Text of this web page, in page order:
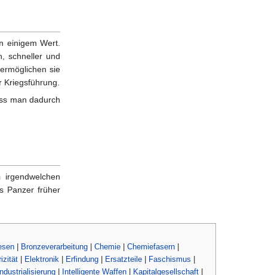
einigem Wert.
schneller und
sie
man dadurch
Panzer früher
Bronzeverarbeitung Chemie Chemiefasern
Elektronik Erfindung Ersatzteile Faschismus
Industrialisierung| Intelligente Waffen| Kapitalgesellschaft|